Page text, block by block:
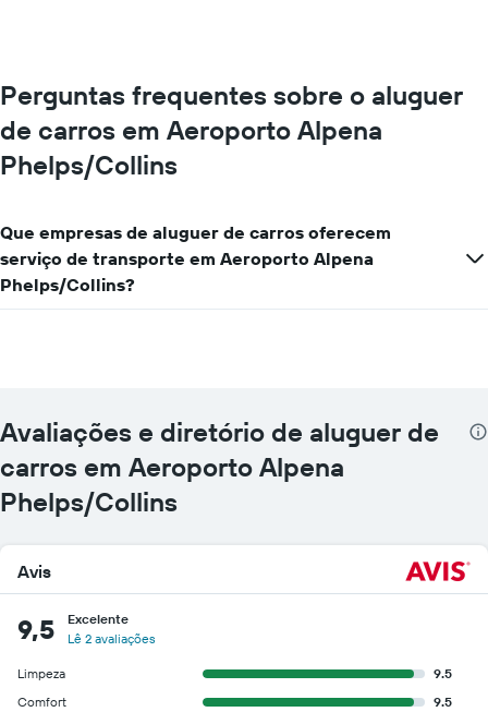
gráfico
apresenta
a-
abcissa
O
gráfico
apresenta
as
mais
baratas
numa
ordenada
Perguntas frequentes sobre o aluguer
de carros em Aeroporto Alpena
Phelps/Collins
Que empresas de aluguer de carros oferecem
serviço de transporte em Aeroporto Alpena
Phelps/Collins?
Avaliações e diretório de aluguer de
carros em Aeroporto Alpena
Phelps/Collins
Avis
9,5
Excelente
Lê 2 avaliações
Limpeza
9.5
Comfort
9.5